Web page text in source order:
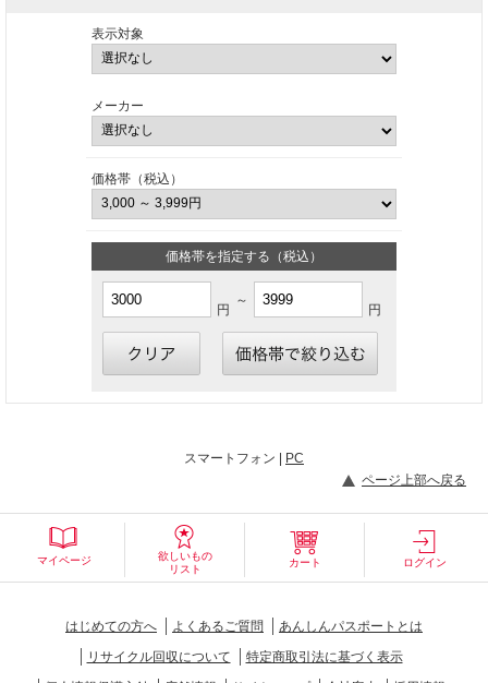
表示対象
メーカー
価格帯（税込）
価格帯を指定する（税込）
円
～
円
スマートフォン | PC
ページ上部へ戻る
マイページ
欲しいもの
リスト
カート ログイン
はじめての方へ よくあるご質問
あんしんパスポートとは
リサイクル回収について
特定商取引法に基づく表示